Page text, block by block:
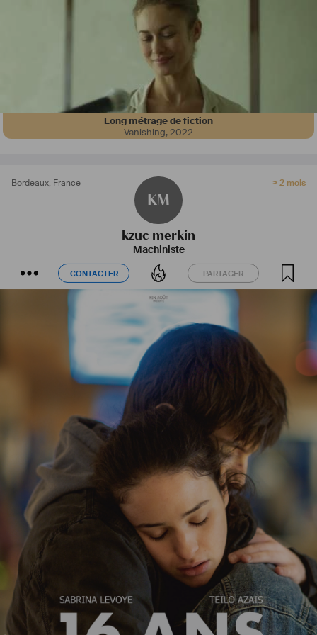
Long métrage de fiction
Vanishing,2022
Bordeaux, France
KM
> 2 mois
kzuc merkin
Machiniste
CONTACTER PARTAGER
CONTACTER PARTAGER